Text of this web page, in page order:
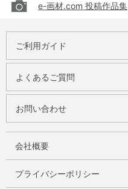
e-画材.com 投稿作品集
ご利用ガイド
よくあるご質問
お問い合わせ
会社概要
プライバシーポリシー